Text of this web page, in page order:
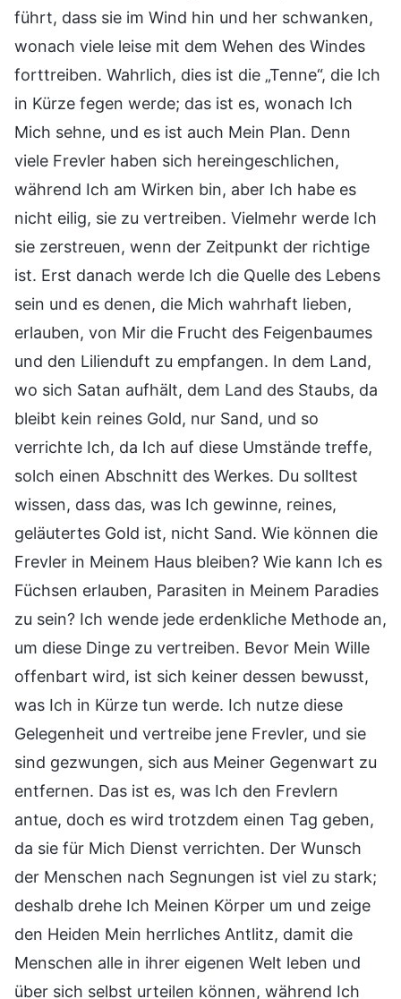
führt, dass sie im Wind hin und her schwanken,
wonach viele leise mit dem Wehen des Windes
forttreiben. Wahrlich, dies ist die „Tenne“, die Ich
in Kürze fegen werde; das ist es, wonach Ich
Mich sehne, und es ist auch Mein Plan. Denn
viele Frevler haben sich hereingeschlichen,
während Ich am Wirken bin, aber Ich habe es
nicht eilig, sie zu vertreiben. Vielmehr werde Ich
sie zerstreuen, wenn der Zeitpunkt der richtige
ist. Erst danach werde Ich die Quelle des Lebens
sein und es denen, die Mich wahrhaft lieben,
erlauben, von Mir die Frucht des Feigenbaumes
und den Lilienduft zu empfangen. In dem Land,
wo sich Satan aufhält, dem Land des Staubs, da
bleibt kein reines Gold, nur Sand, und so
verrichte Ich, da Ich auf diese Umstände treffe,
solch einen Abschnitt des Werkes. Du solltest
wissen, dass das, was Ich gewinne, reines,
geläutertes Gold ist, nicht Sand. Wie können die
Frevler in Meinem Haus bleiben? Wie kann Ich es
Füchsen erlauben, Parasiten in Meinem Paradies
zu sein? Ich wende jede erdenkliche Methode an,
um diese Dinge zu vertreiben. Bevor Mein Wille
offenbart wird, ist sich keiner dessen bewusst,
was Ich in Kürze tun werde. Ich nutze diese
Gelegenheit und vertreibe jene Frevler, und sie
sind gezwungen, sich aus Meiner Gegenwart zu
entfernen. Das ist es, was Ich den Frevlern
antue, doch es wird trotzdem einen Tag geben,
da sie für Mich Dienst verrichten. Der Wunsch
der Menschen nach Segnungen ist viel zu stark;
deshalb drehe Ich Meinen Körper um und zeige
den Heiden Mein herrliches Antlitz, damit die
Menschen alle in ihrer eigenen Welt leben und
über sich selbst urteilen können, während Ich